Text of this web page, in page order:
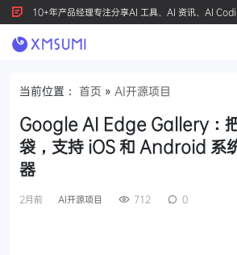
10+年产品经理专注分享AI 工具、AI 资讯、AI
产品创新，按 Ctrl+D 收藏我们
当前位置： 首页 » AI开源项目
Google AI Edge Gallery：
袋，支持 iOS 和 Android 系
器
2月前 AI开源项目 712 0